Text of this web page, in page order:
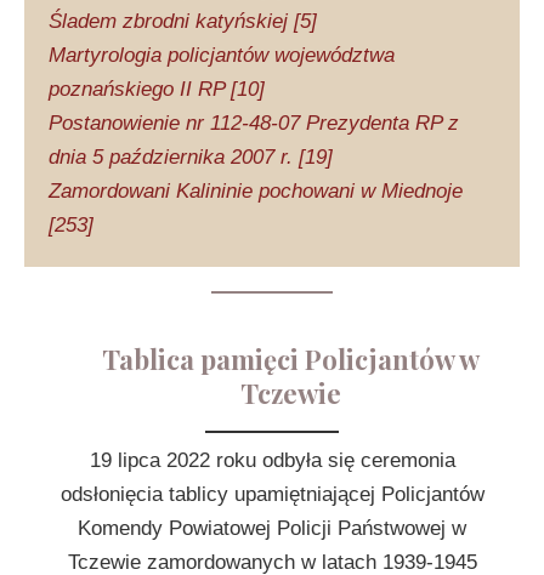
Śladem zbrodni katyńskiej [5]
Martyrologia policjantów województwa
poznańskiego II RP [10]
Postanowienie nr 112-48-07 Prezydenta RP z
dnia 5 października 2007 r. [19]
Zamordowani Kalininie pochowani w Miednoje
[253]
Tablica pamięci Policjantów w
Tczewie
19 lipca 2022 roku odbyła się ceremonia
odsłonięcia tablicy upamiętniającej Policjantów
Komendy Powiatowej Policji Państwowej w
Tczewie zamordowanych w latach 1939-1945